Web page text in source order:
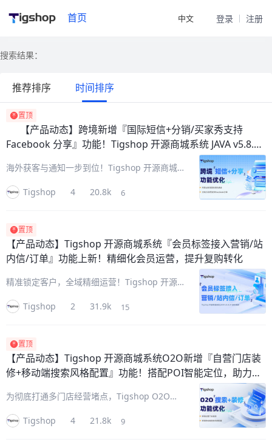
首页 中文 登录 注册
搜索结果：
推荐排序 时间排序
置顶
【产品动态】 跨境新增『国际短信+分销/买家秀支持
Facebook 分享』功能！Tigshop 开源商城系统 JAVA v5.8.39
海外获客与通知一步到位！Tigshop 开源商城
化，新增『阿里云国际短信+分销/买家秀支持
Tigshop 4 20.8k 6
置顶
【产品动态】 Tigshop 开源商城系统『会员标签接入营销/站
内信/订单』功能上新！精细化会员运营，提升复购转化
精准锁定客户，全域精细运营！Tigshop 开源
销活动、站内信群发、订单筛选”三大链路，彻
Tigshop 2 31.9k 15
置顶
【产品动态】 Tigshop 开源商城系统O2O新增『自营门店装
修+移动端搜索风格配置』功能！搭配POI智能定位，助力小
为彻底打通多门店经营堵点，Tigshop O2O版
索风格配置』两大核心能力。一方面赋予自营门
Tigshop 4 21.8k 9